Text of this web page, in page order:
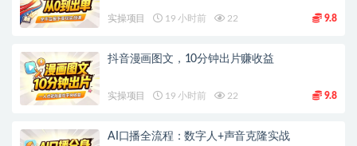
实操项目 19 小时前 22 9.8
抖音漫画图文，10分钟出片赚收益
实操项目 19 小时前 22 9.8
AI口播全流程：数字人+声音克隆实战